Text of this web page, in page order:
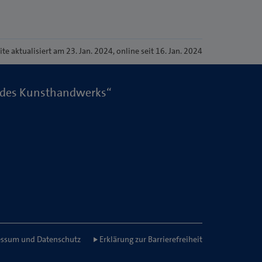
aktualisiert am 23. Jan. 2024, online seit 16. Jan. 2024
Kunsthandwerks“
und Datenschutz Erklärung zur Barrierefreiheit